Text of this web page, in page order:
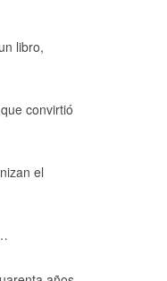
libro,
convirtió
el